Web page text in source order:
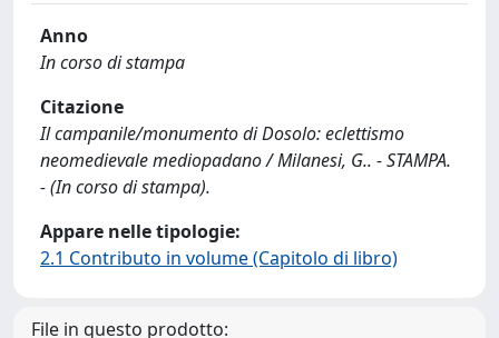
Anno
In corso di stampa
Citazione
Il campanile/monumento di Dosolo: eclettismo
neomedievale mediopadano / Milanesi, G.. - STAMPA.
- (In corso di stampa).
Appare nelle tipologie:
2.1 Contributo in volume (Capitolo di libro)
File in questo prodotto: